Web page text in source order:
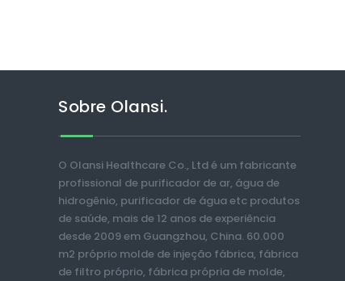
Sobre Olansi.
O Olansi Healthcare Co., Ltd é um fabricante
profissional de purificador de ar, água de
hidrogênio, purificador de água etc produtos
de saúde, mais de 12 anos de experiência
desde 2009 em Guangzhou, China. 60.000
m2 próprio molde de injeção fábrica, fábrica
de filtro próprio, fábrica própria de molde,